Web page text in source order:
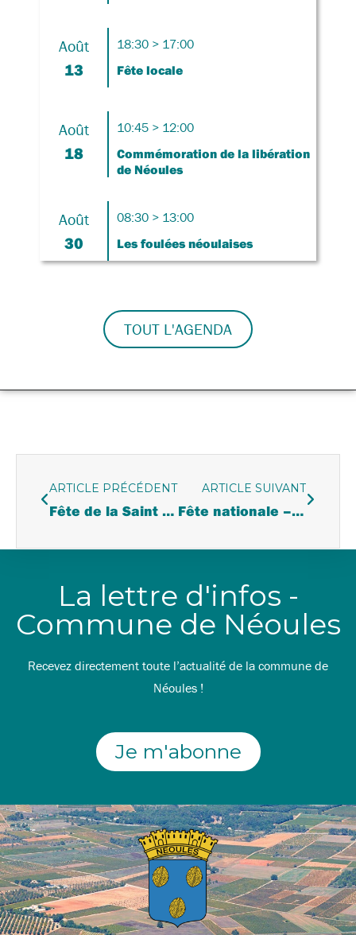
Août
13
18:30 > 17:00
Fête locale
Août
18
10:45 > 12:00
Commémoration de la libération
de Néoules
Août
30
08:30 > 13:00
Les foulées néoulaises
TOUT L'AGENDA
ARTICLE PRÉCÉDENT
Fête de la Saint Jean
ARTICLE SUIVANT
Fête nationale – Accueil des nouveaux Néoulais
La lettre d'infos -
Commune de Néoules
Recevez directement toute l’actualité de la commune de
Néoules !
Je m'abonne